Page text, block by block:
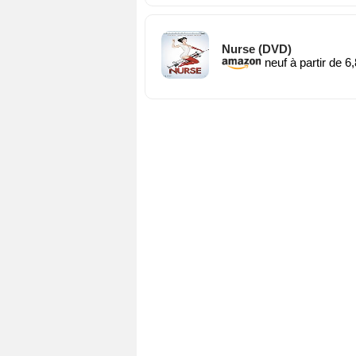
Nurse (DVD)
neuf à partir de